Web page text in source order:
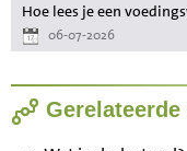
Hoe lees je een
06-07-2026